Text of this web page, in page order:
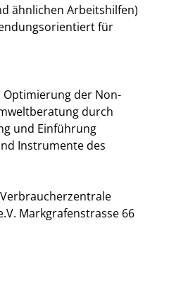
ähnlichen Arbeitshilfen)
für
der Non-
durch
und Einführung
Instrumente des
Markgrafenstrasse 66